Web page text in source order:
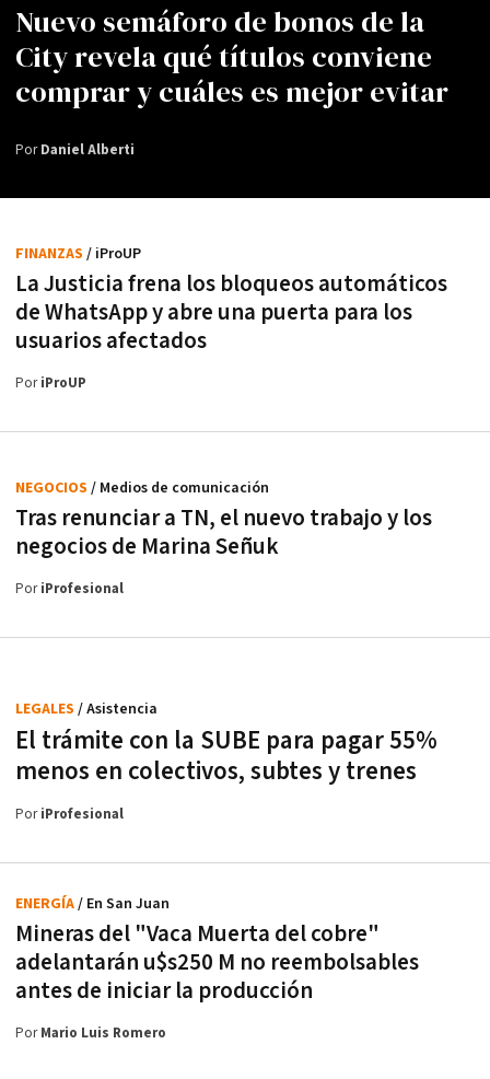
Nuevo semáforo de bonos de la
City revela qué títulos conviene
comprar y cuáles es mejor evitar
PorDaniel Alberti
La Justicia frena los bloqueos automáticos
de WhatsApp y abre una puerta para los
usuarios afectados
FINANZAS / iProUP
PoriProUP
Tras renunciar a TN, el nuevo trabajo y los
negocios de Marina Señuk
NEGOCIOS / Medios de comunicación
PoriProfesional
El trámite con la SUBE para pagar 55%
menos en colectivos, subtes y trenes
LEGALES / Asistencia
PoriProfesional
Mineras del "Vaca Muerta del cobre"
adelantarán u$s250 M no reembolsables
antes de iniciar la producción
ENERGÍA/ En San Juan
PorMario Luis Romero